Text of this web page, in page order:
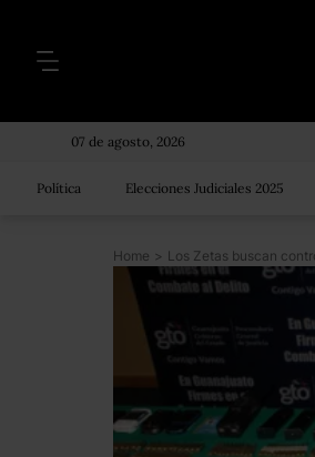
07 de agosto, 2026
Política Elecciones Judiciales 2025
Home >